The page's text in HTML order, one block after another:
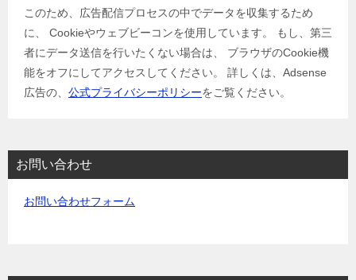
このため、広告配信プロセスの中でデータを収集するため
に、 Cookieやウェブビーコンを使用しています。 もし、第三
者にデータ送信を行いたくない場合は、 ブラウザのCookie機
能をオフにしてアクセスしてください。 詳しくは、Adsense
広告の、 公式プライバシーポリシーをご覧ください。
お問い合わせ
お問い合わせフォーム